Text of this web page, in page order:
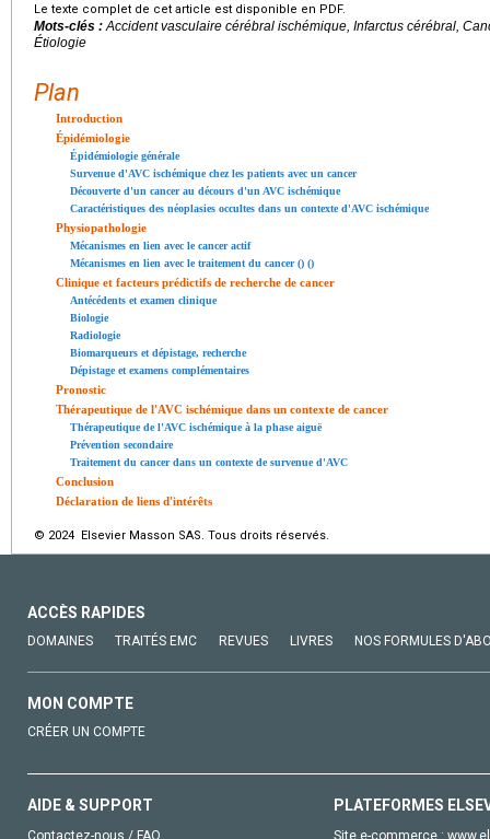
Le texte complet de cet article est disponible en PDF.
Mots-clés :Accident vasculaire cérébral ischémique, Infarctus cérébral,
Étiologie
Plan
Introduction
Épidémiologie
Épidémiologie générale
Survenue d'AVC ischémique chez les patients avec un cancer
Découverte d'un cancer au décours d'un AVC ischémique
Caractéristiques des néoplasies occultes dans un contexte d'AVC ischémique
Physiopathologie
Mécanismes en lien avec le cancer actif
Mécanismes en lien avec le traitement du cancer () ()
Clinique et facteurs prédictifs de recherche de cancer
Antécédents et examen clinique
Biologie
Radiologie
Biomarqueurs et dépistage, recherche
Dépistage et examens complémentaires
Pronostic
Thérapeutique de l'AVC ischémique dans un contexte de cancer
Thérapeutique de l'AVC ischémique à la phase aiguë
Prévention secondaire
Traitement du cancer dans un contexte de survenue d'AVC
Conclusion
Déclaration de liens d'intérêts
© 2024 Elsevier Masson SAS. Tous droits réservés.
ACCÈS RAPIDES
DOMAINES TRAITÉS EMC REVUES LIVRES NOS FORMULES
MON COMPTE
CRÉER UN COMPTE
AIDE & SUPPORT
Contactez-nous / FAQ
PLATEFORMES
Site e-commerce :